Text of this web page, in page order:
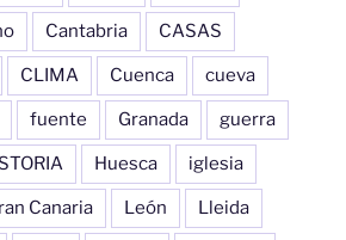
Cantabria CASAS
CLIMA Cuenca cueva
fuente Granada guerra
Huesca iglesia
Canaria León Lleida